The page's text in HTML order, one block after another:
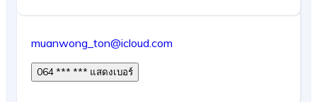
muanwong_ton@icloud.com
064 *** *** แสดงเบอร์